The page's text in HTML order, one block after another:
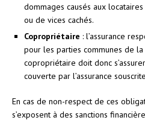
dommages causés aux
ou de vices cachés.
Copropriétaire : l’assurance
pour les parties communes de
copropriétaire doit donc
couverte par l’assurance
En cas de non-respect de ces
s’exposent à des sanctions